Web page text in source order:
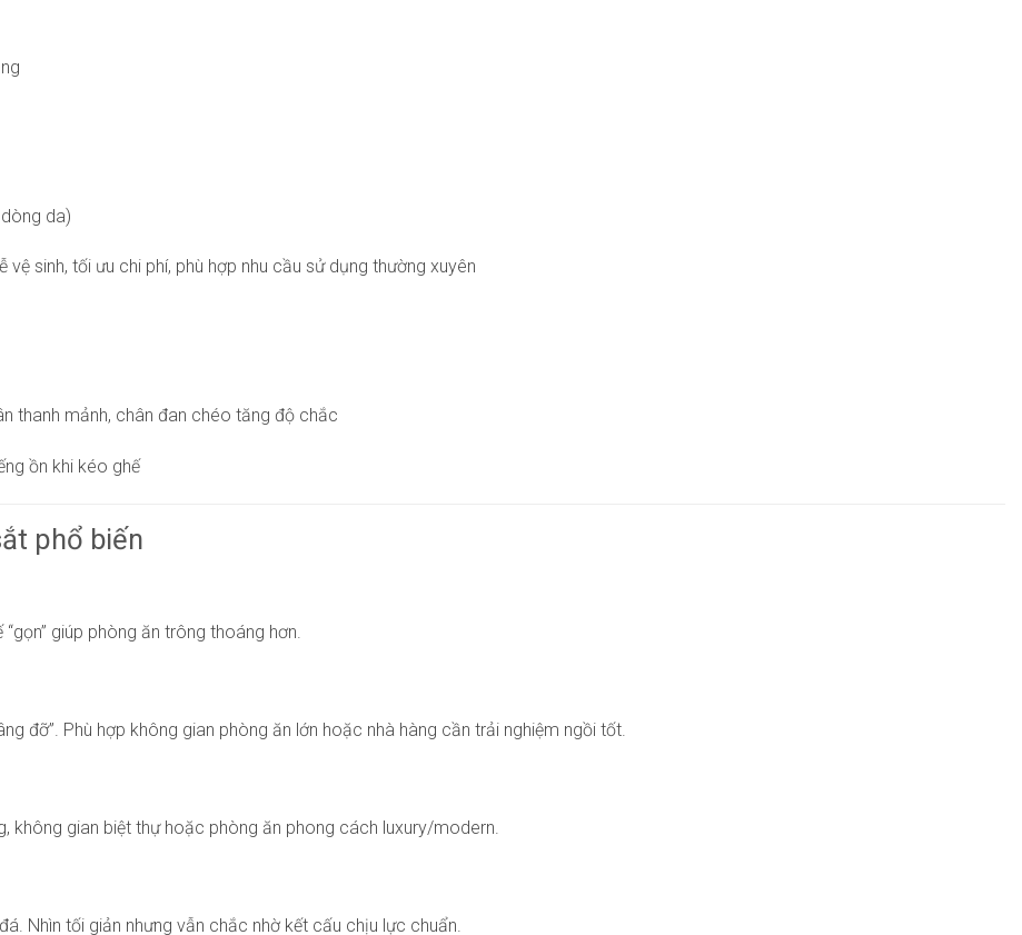
da)
sinh, tối ưu chi phí, phù hợp nhu cầu sử dụng thường xuyên
thanh mảnh, chân đan chéo tăng độ chắc
ồn khi kéo ghế
phổ biến
giúp phòng ăn trông thoáng hơn.
đỡ”. Phù hợp không gian phòng ăn lớn hoặc nhà hàng cần trải nghiệm ngồi tốt.
không gian biệt thự hoặc phòng ăn phong cách luxury/modern.
Nhìn tối giản nhưng vẫn chắc nhờ kết cấu chịu lực chuẩn.